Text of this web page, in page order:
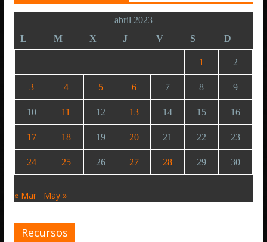
abril 2023
L
M X J V S D
1 2
3 4 5 6 7 8 9
10 11 12 13 14 15 16
17 18 19 20 21 22 23
24 25 26 27 28 29 30
« Mar May »
Recursos